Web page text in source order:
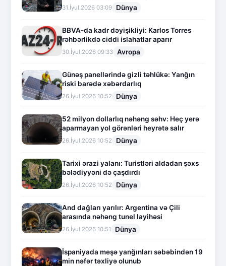
31.İyul.2026 03:09 Dünya
BBVA-da kadr dəyişikliyi: Karlos Torres
rəhbərlikdə ciddi islahatlar aparır
30.İyul.2026 09:33 Avropa
Günəş panellərində gizli təhlükə: Yanğın
riski barədə xəbərdarlıq
26.İyul.2026 10:52 Dünya
52 milyon dollarlıq nəhəng səhv: Heç yerə
aparmayan yol görənləri heyrətə salır
26.İyul.2026 10:52 Dünya
Tarixi ərazi yalanı: Turistləri aldadan şəxs
bələdiyyəni də çaşdırdı
26.İyul.2026 10:52 Dünya
And dağları yarılır: Argentina və Çili
arasında nəhəng tunel layihəsi
26.İyul.2026 10:51 Dünya
İspaniyada meşə yanğınları səbəbindən 19
min nəfər təxliyə olunub